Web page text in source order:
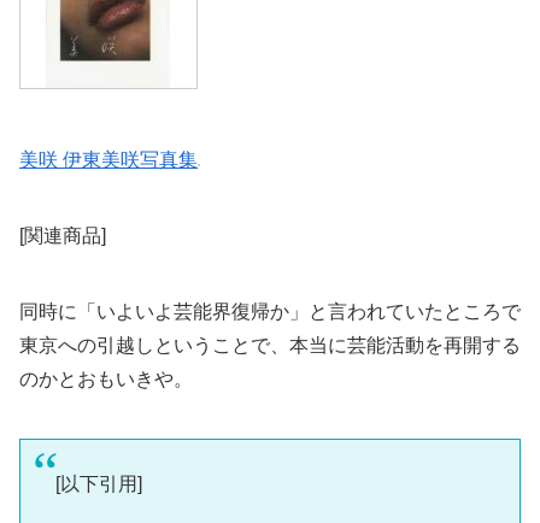
美咲 伊東美咲写真集
[関連商品]
同時に「いよいよ芸能界復帰か」と言われていたところで
東京への引越しということで、本当に芸能活動を再開する
のかとおもいきや。
[以下引用]